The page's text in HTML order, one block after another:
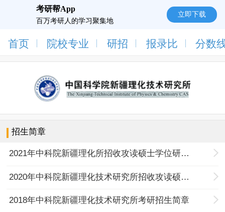
考研帮App
百万考研人的学习聚集地
立即下载
首页 院校专业 研招 报录比 分数
招生简章
2021年中科院新疆理化所招收攻读硕士学位研究生简章
2020年中科院新疆理化技术研究所招收攻读硕士学位研究生简章
2018年中科院新疆理化技术研究所考研招生简章